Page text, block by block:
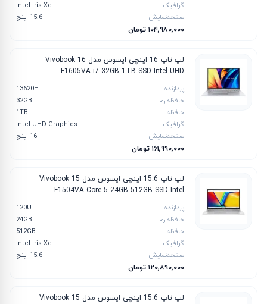
گرافیک
Intel Iris Xe
صفحه‌نمایش
15.6 اینچ
۱۰۴٬۹۸۰٬۰۰۰ تومان
لپ تاپ 16 اینچی ایسوس مدل Vivobook 16
F1605VA i7 32GB 1TB SSD Intel UHD
پردازنده
13620H
حافظه رم
32GB
حافظه
1TB
گرافیک
Intel UHD Graphics
صفحه‌نمایش
16 اینچ
۱۶۱٬۹۹۰٬۰۰۰ تومان
لپ تاپ 15.6 اینچی ایسوس مدل Vivobook 15
F1504VA Core 5 24GB 512GB SSD ‎Intel
پردازنده
120U
حافظه رم
24GB
حافظه
512GB
گرافیک
Intel Iris Xe
صفحه‌نمایش
15.6 اینچ
۱۲۰٬۸۹۰٬۰۰۰ تومان
لپ تاپ 15.6 اینچی ایسوس مدل Vivobook 15